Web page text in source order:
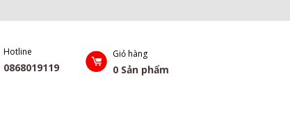
Hotline
0868019119
Giỏ hàng
0 Sản phẩm